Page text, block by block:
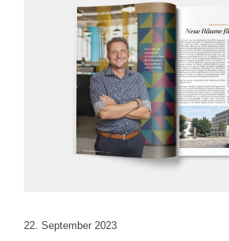
22. September 2023